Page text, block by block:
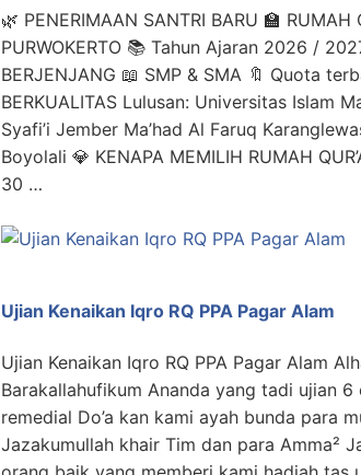
🌿 PENERIMAAN SANTRI BARU 🏫 RUMAH
PURWOKERTO 📚 Tahun Ajaran 2026 /
BERJENJANG 📖 SMP & SMA 🔖 Quota
BERKUALITAS Lulusan: Universitas Islam
Syafi’i Jember Ma’had Al Faruq
Boyolali 💎 KENAPA MEMILIH RUMAH
30 …
Ujian Kenaikan Iqro RQ PPA Pagar Alam
Ujian Kenaikan Iqro RQ PPA Pagar Alam
Barakallahufikum Ananda yang tadi ujian
remedial Do’a kan kami ayah bunda para
Jazakumullah khair Tim dan para Amma²